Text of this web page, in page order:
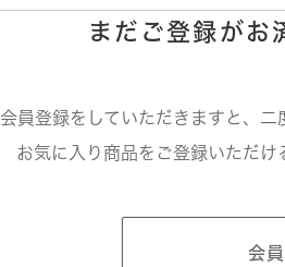
まだご登録がお
会員登録をしていただきますと、
お気に入り商品をご登録いただ
会